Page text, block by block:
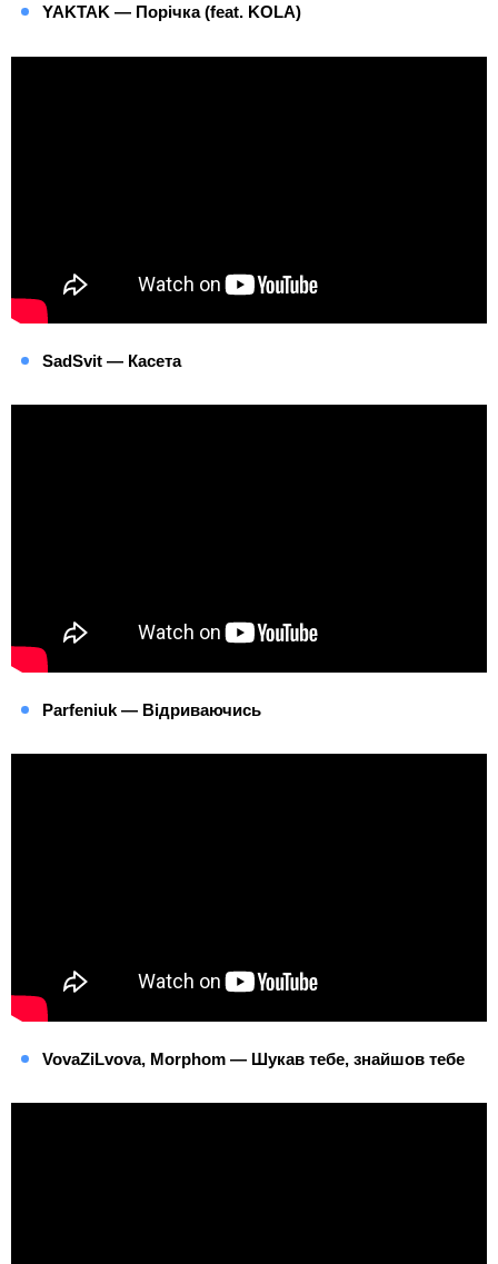
YAKTAK — Порічка (feat. KOLA)
SadSvit — Касета
Parfeniuk — Відриваючись
VovaZiLvova, Morphom — Шукав тебе, знайшов тебе